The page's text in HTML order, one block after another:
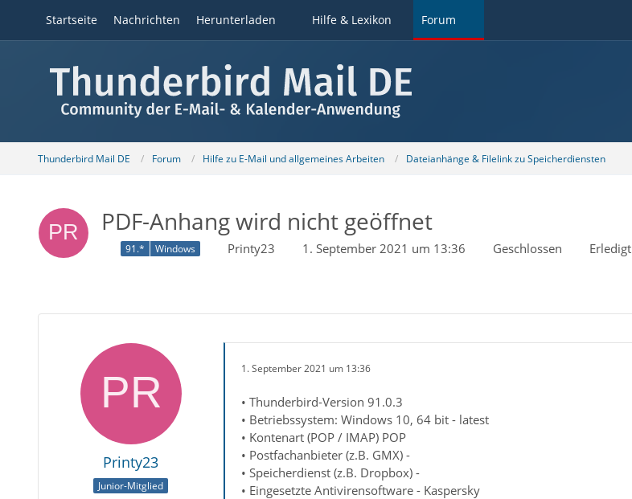
Startseite Nachrichten Herunterladen Hilfe & Lexikon Forum
Thunderbird Mail DE Forum Hilfe zu E-Mail und allgemeines Arbeiten Dateianhänge & Filelink zu Speicherdiensten
PDF-Anhang wird nicht geöffnet
91.* Windows Printy23 1. September 2021 um 13:36 Geschlossen Erledigt
Printy23
Junior-Mitglied
1. September 2021 um 13:36
• Thunderbird-Version 91.0.3
• Betriebssystem: Windows 10, 64 bit - latest
• Kontenart (POP / IMAP) POP
• Postfachanbieter (z.B. GMX) -
• Speicherdienst (z.B. Dropbox) -
• Eingesetzte Antivirensoftware - Kaspersky